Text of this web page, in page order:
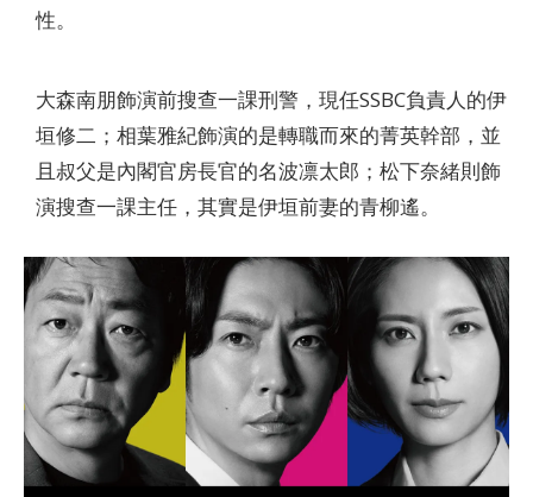
性。
大森南朋飾演前搜查一課刑警，現任SSBC負責人的伊
垣修二；相葉雅紀飾演的是轉職而來的菁英幹部，並
且叔父是內閣官房長官的名波凛太郎；松下奈緒則飾
演搜查一課主任，其實是伊垣前妻的青柳遙。